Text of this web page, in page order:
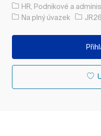
Kategorie
HR, Podnikové a
Typ úlohy
Na plný úvazek ID úlohy